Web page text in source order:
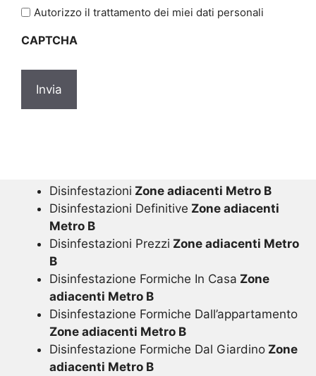
l'informativa
privacy
Autorizzo il trattamento dei miei dati personali
CAPTCHA
Disinfestazioni Zone adiacenti Metro B
Disinfestazioni Definitive Zone adiacenti
Metro B
Disinfestazioni Prezzi Zone adiacenti Metro
B
Disinfestazione Formiche In Casa Zone
adiacenti Metro B
Disinfestazione Formiche Dall’appartamento
Zone adiacenti Metro B
Disinfestazione Formiche Dal Giardino Zone
adiacenti Metro B